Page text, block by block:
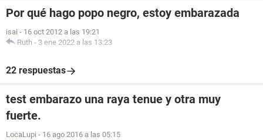
Por qué hago popo negro, estoy embarazada
isai - 16 oct 2012 a las 19:21
Ruth - 3 ene 2022 a las 13:23
22 respuestas
test embarazo una raya tenue y otra muy
fuerte.
LocaLupi - 16 ago 2016 a las 05:15